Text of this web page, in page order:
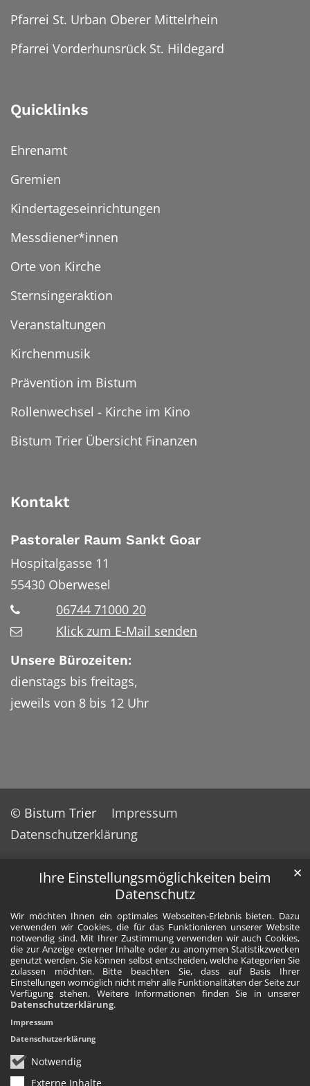
Ihre Einstellungsmöglichkeiten beim
Datenschutz
Wir möchten Ihnen ein optimales Webseiten-Erlebnis bieten. Dazu
verwenden wir Cookies, die für das Funktionieren unserer Website
notwendig sind. Mit Ihrer Zustimmung verwenden wir auch Cookies,
die zur Anzeige externer Inhalte oder zu anonymen Statistikzwecken
genutzt werden. Sie können selbst entscheiden, welche Kategorien Sie
zulassen möchten. Bitte beachten Sie, dass auf Basis Ihrer
Einstellungen womöglich nicht mehr alle Funktionalitäten der Seite zur
Verfügung stehen. Weitere Informationen finden Sie in unserer
Datenschutzerklärung.
Notwendig
Externe Inhalte
✕
Impressum
Datenschutzerklärung
Pfarrei St. Urban Oberer Mittelrhein
Pfarrei Vorderhunsrück St. Hildegard
Quicklinks
Ehrenamt
Gremien
Kindertageseinrichtungen
Messdiener*innen
Orte von Kirche
Sternsingeraktion
Veranstaltungen
Kirchenmusik
Prävention im Bistum
Rollenwechsel - Kirche im Kino
Bistum Trier Übersicht Finanzen
Kontakt
Pastoraler Raum Sankt Goar
Hospitalgasse 11
55430 Oberwesel
06744 71000 20
Klick zum E-Mail senden
Unsere Bürozeiten:
dienstags bis freitags,
jeweils von 8 bis 12 Uhr
© Bistum Trier
Impressum
Datenschutzerklärung